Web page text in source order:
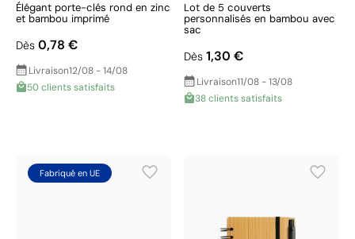
Élégant porte-clés rond en zinc
et bambou imprimé
Dès 0,78 €
Livraison12/08 - 14/08
50 clients satisfaits
Lot de 5 couverts
personnalisés en bambou avec
sac
Dès 1,30 €
Livraison11/08 - 13/08
38 clients satisfaits
Fabriqué en UE